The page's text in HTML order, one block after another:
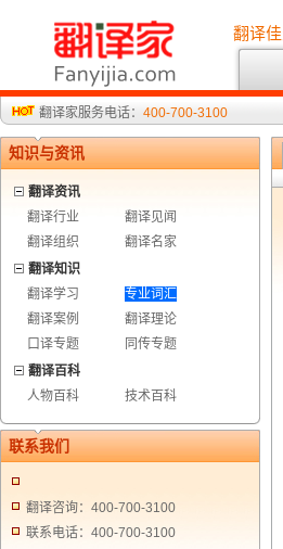
翻译佳
翻译家服务电话： 400-700-3100
知识与资讯
翻译资讯
翻译行业
翻译见闻
翻译组织
翻译名家
翻译知识
翻译学习
专业词汇
翻译案例
翻译理论
口译专题
同传专题
翻译百科
人物百科
技术百科
联系我们
翻译咨询：400-700-3100
联系电话：400-700-3100